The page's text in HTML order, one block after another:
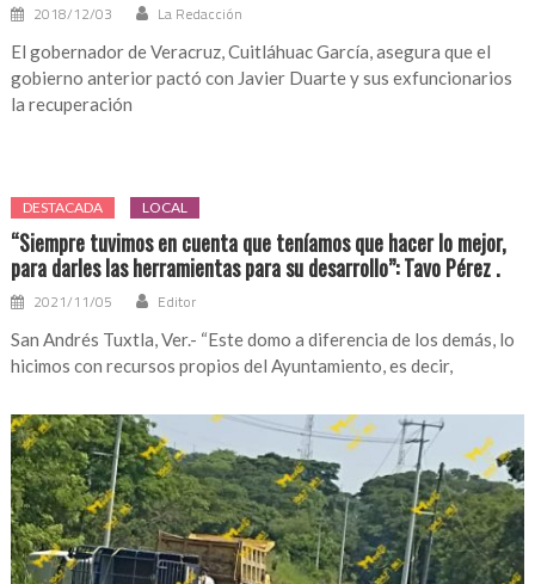
2018/12/03 La Redacción
El gobernador de Veracruz, Cuitláhuac García, asegura que el
gobierno anterior pactó con Javier Duarte y sus exfuncionarios
la recuperación
DESTACADA LOCAL
“Siempre tuvimos en cuenta que teníamos que hacer lo mejor,
para darles las herramientas para su desarrollo”: Tavo Pérez .
2021/11/05 Editor
San Andrés Tuxtla, Ver.- “Este domo a diferencia de los demás, lo
hicimos con recursos propios del Ayuntamiento, es decir,